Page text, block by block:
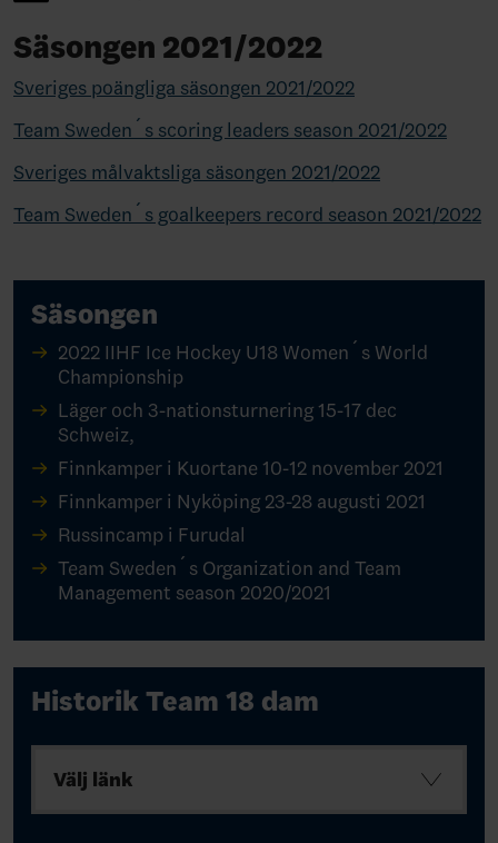
Säsongen 2021/2022
Sveriges poängliga säsongen 2021/2022
Team Sweden´s scoring leaders season 2021/2022
Sveriges målvaktsliga säsongen 2021/2022
Team Sweden´s goalkeepers record season 2021/2022
Säsongen
2022 IIHF Ice Hockey U18 Women´s World
Championship
Läger och 3-nationsturnering 15-17 dec
Schweiz,
Finnkamper i Kuortane 10-12 november 2021
Finnkamper i Nyköping 23-28 augusti 2021
Russincamp i Furudal
Team Sweden´s Organization and Team
Management season 2020/2021
Historik Team 18 dam
Välj länk